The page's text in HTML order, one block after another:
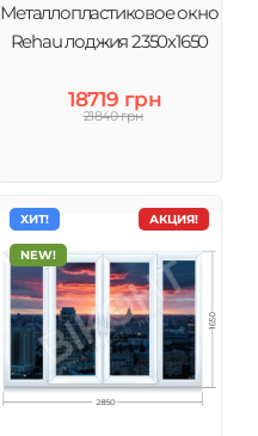
Металлопластиковое окно
Rehau лоджия 2350х1650
18719 грн
21840 грн
АКЦИЯ!
ХИТ!
NEW!